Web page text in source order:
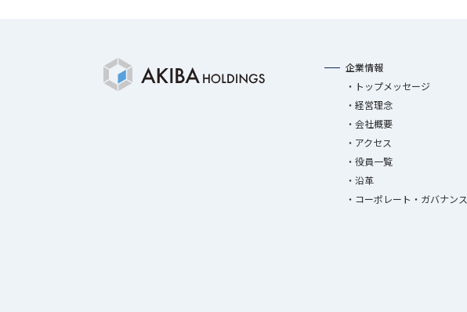
企業情報
トップメッセージ
経営理念
会社概要
アクセス
役員一覧
沿革
コーポレート・ガバナンス